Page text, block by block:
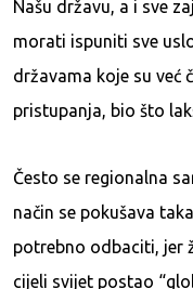
Našu državu, a i sve
morati ispuniti sve
državama koje su već
pristupanja, bio što
Često se regionalna
način se pokušava
potrebno odbaciti, jer
cijeli svijet postao